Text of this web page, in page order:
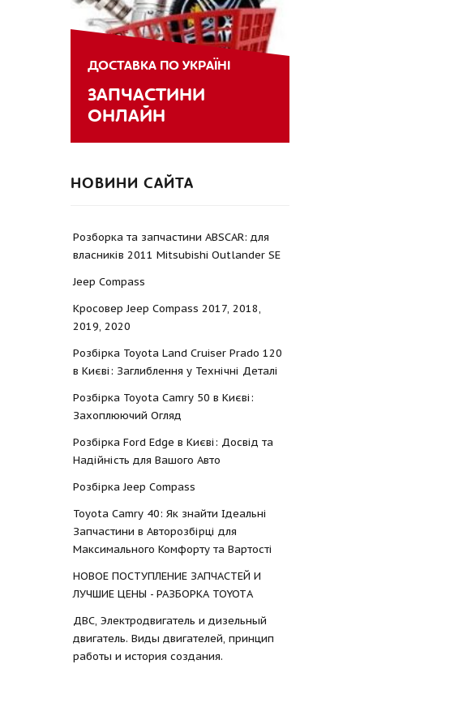
ДОСТАВКА ПО УКРАЇНІ
ЗАПЧАСТИНИ
ОНЛАЙН
НОВИНИ САЙТА
Розборка та запчастини ABSCAR: для
власників 2011 Mitsubishi Outlander SE
Jeep Compass
Кросовер Jeep Compass 2017, 2018,
2019, 2020
Розбірка Toyota Land Cruiser Prado 120
в Києві: Заглиблення у Технічні Деталі
Розбірка Toyota Camry 50 в Києві:
Захоплюючий Огляд
Розбірка Ford Edge в Києві: Досвід та
Надійність для Вашого Авто
Розбірка Jeep Compass
Toyota Camry 40: Як знайти Ідеальні
Запчастини в Авторозбірці для
Максимального Комфорту та Вартості
НОВОЕ ПОСТУПЛЕНИЕ ЗАПЧАСТЕЙ И
ЛУЧШИЕ ЦЕНЫ - РАЗБОРКА TOYOTА
ДВС, Электродвигатель и дизельный
двигатель. Виды двигателей, принцип
работы и история создания.